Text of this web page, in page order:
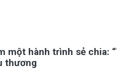
một hành trình sẻ chia:
thương